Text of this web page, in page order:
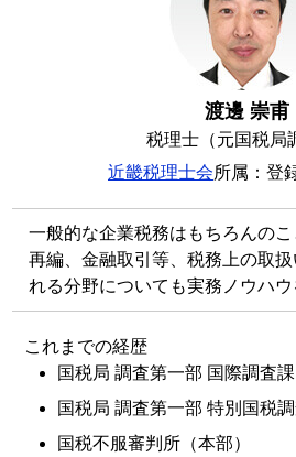
渡邊 崇甫
税理士（元国税局
近畿税理士会所属：登
一般的な企業税務はもちろんの
再編、金融取引等、税務上の取
れる分野についても実務ノウハウ
これまでの経歴
国税局 調査第一部 国際調査課
国税局 調査第一部 特別国税
国税不服審判所（本部）